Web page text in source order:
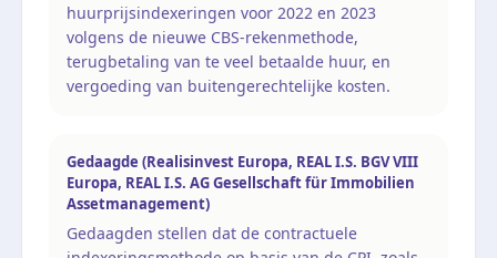
huurprijsindexeringen voor 2022 en 2023
volgens de nieuwe CBS-rekenmethode,
terugbetaling van te veel betaalde huur, en
vergoeding van buitengerechtelijke kosten.
Gedaagde (Realisinvest Europa, REAL I.S. BGV VIII
Europa, REAL I.S. AG Gesellschaft für Immobilien
Assetmanagement)
Gedaagden stellen dat de contractuele